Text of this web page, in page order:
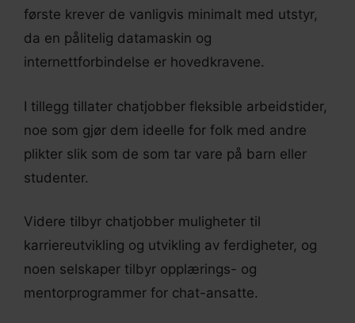
første krever de vanligvis minimalt med utstyr,
da en pålitelig datamaskin og
internettforbindelse er hovedkravene.
I tillegg tillater chatjobber fleksible arbeidstider,
noe som gjør dem ideelle for folk med andre
plikter slik som de som tar vare på barn eller
studenter.
Videre tilbyr chatjobber muligheter til
karriereutvikling og utvikling av ferdigheter, og
noen selskaper tilbyr opplærings- og
mentorprogrammer for chat-ansatte.